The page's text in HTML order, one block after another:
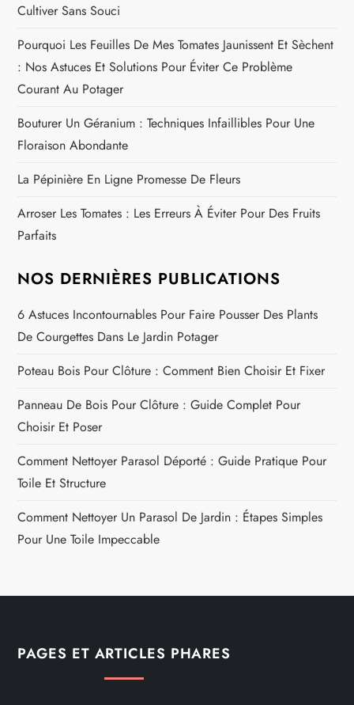
Cultiver Sans Souci
Pourquoi Les Feuilles De Mes Tomates Jaunissent Et Sèchent
: Nos Astuces Et Solutions Pour Éviter Ce Problème
Courant Au Potager
Bouturer Un Géranium : Techniques Infaillibles Pour Une
Floraison Abondante
La Pépinière En Ligne Promesse De Fleurs
Arroser Les Tomates : Les Erreurs À Éviter Pour Des Fruits
Parfaits
NOS DERNIÈRES PUBLICATIONS
6 Astuces Incontournables Pour Faire Pousser Des Plants
De Courgettes Dans Le Jardin Potager
Poteau Bois Pour Clôture : Comment Bien Choisir Et Fixer
Panneau De Bois Pour Clôture : Guide Complet Pour
Choisir Et Poser
Comment Nettoyer Parasol Déporté : Guide Pratique Pour
Toile Et Structure
Comment Nettoyer Un Parasol De Jardin : Étapes Simples
Pour Une Toile Impeccable
PAGES ET ARTICLES PHARES